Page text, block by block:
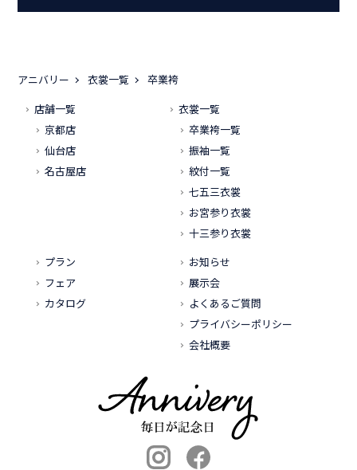
アニバリー 衣裳一覧
卒業袴
店舗一覧
京都店
仙台店
名古屋店
衣裳一覧
卒業袴一覧
振袖一覧
紋付一覧
七五三衣裳
お宮参り衣裳
十三参り衣裳
プラン
フェア
カタログ
お知らせ
展示会
よくあるご質問
プライバシーポリシー
会社概要